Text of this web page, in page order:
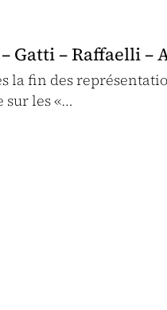
Gatti – Raffaelli –
la fin des
sur les «…